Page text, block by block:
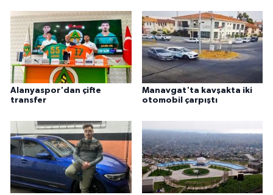
Alanyaspor'dan çifte
transfer
Manavgat'ta kavşakta iki
otomobil çarpıştı